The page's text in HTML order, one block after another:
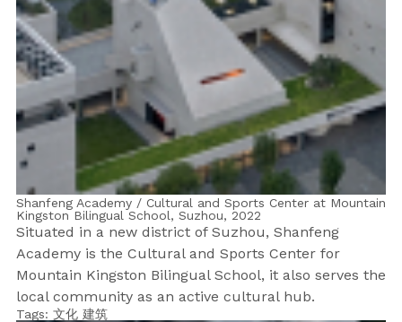
Shanfeng Academy / Cultural and Sports Center at Mountain
Kingston Bilingual School, Suzhou, 2022
Situated in a new district of Suzhou, Shanfeng
Academy is the Cultural and Sports Center for
Mountain Kingston Bilingual School, it also serves the
local community as an active cultural hub.
Tags: 文化 建筑